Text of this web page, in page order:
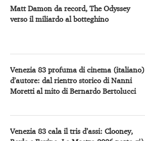
Matt Damon da record, The Odyssey
verso il miliardo al botteghino
Venezia 83 profuma di cinema (italiano)
d’autore: dal rientro storico di Nanni
Moretti al mito di Bernardo Bertolucci
Venezia 83 cala il tris d’assi: Clooney,